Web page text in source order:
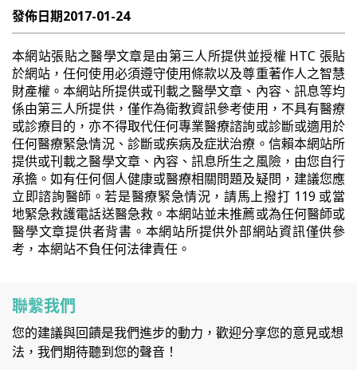
發佈日期2017-01-24
本網站張貼之醫學文章是由第三人所提供並授權 HTC 張貼
於網站，任何使用必須遵守使用條款以及尊重著作人之智慧
財產權。本網站所提供或刊載之醫學文章、內容、訊息等均
係由第三人所提供，僅作為衛教資訊參考使用，不具有醫療
或診療目的，亦不得取代任何專業醫療諮詢或診斷或適用於
任何醫療緊急情況、診斷或疾病及症狀治療。信賴本網站所
提供或刊載之醫學文章、內容、訊息所生之風險，由您自行
承擔。如有任何個人健康或醫療相關問題及疑問，建議您應
立即諮詢醫師。若是醫療緊急情況，請馬上撥打 119 或當
地緊急救護電話送醫急救。本網站並未推薦或為任何醫師或
醫學文章提供者背書。本網站所提供外部網站資訊僅供參
考，本網站不負任何法律責任。
聯繫我們
您的建議與回饋是我們進步的動力，歡迎分享您的意見或想
法，我們期待聽到您的聲音！